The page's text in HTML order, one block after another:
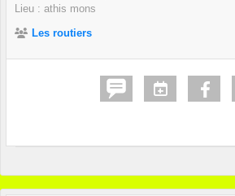
Lieu : athis mons
Les routiers